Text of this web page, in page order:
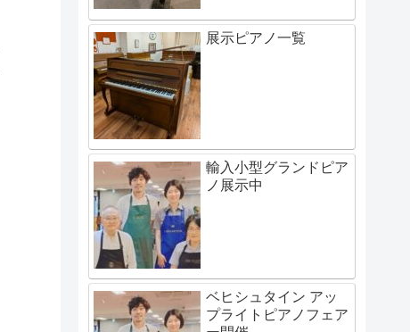
展示ピアノ一覧
輸入小型グランドピア
ノ展示中
ベヒシュタイン アッ
プライトピアノフェア